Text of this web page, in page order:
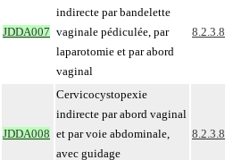
JDDA007
indirecte par bandelette
vaginale pédiculée, par
laparotomie et par abord
vaginal
8.2.3.8
JDDA008
Cervicocystopexie
indirecte par abord vaginal
et par voie abdominale,
avec guidage
8.2.3.8